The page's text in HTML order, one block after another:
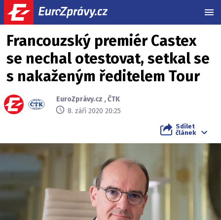
Francouzský premiér Castex
se nechal otestovat, setkal se
s nakaženým ředitelem Tour
EuroZprávy.cz ,ČTK
8. září 2020 20:25
Sdílet
článek